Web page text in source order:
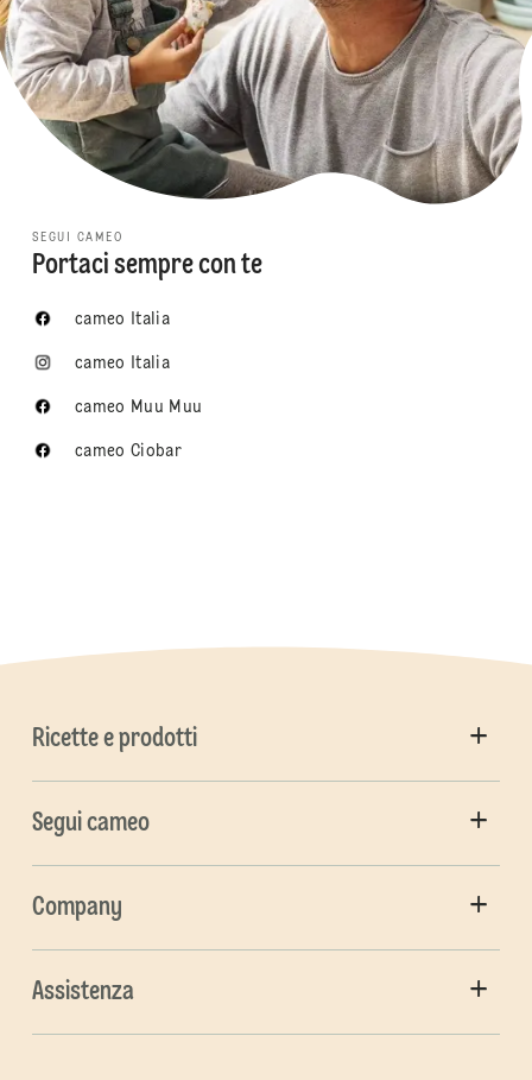
SEGUI CAMEO
Portaci sempre con te
cameo Italia
cameo Italia
cameo Muu Muu
cameo Ciobar
Ricette e prodotti
Segui cameo
Company
Assistenza